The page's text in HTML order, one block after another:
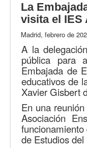
La
visita el IES
Madrid, febrero de
A la
pública para
Embajada de
educativos de
Xavier Gisbert
En una
Asociación
de Estudios